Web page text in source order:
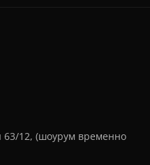
63/12, (шоурум временно